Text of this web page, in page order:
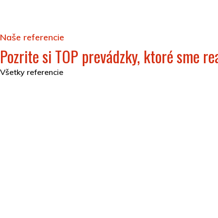
Naše referencie
Pozrite si TOP prevádzky, ktoré sme
Všetky referencie